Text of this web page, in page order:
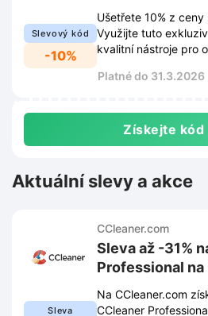
Slevový kód
-10%
Ušetřete 10% z
Využijte tuto
kvalitní nástroje pro
Platné do 31.3.2026
Získejte kód
Aktuální slevy a akce
Sleva
CCleaner.com
Sleva až -31%
Professional
Na CCleaner.com
CCleaner